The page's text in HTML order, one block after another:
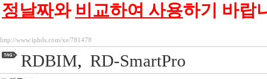
정날짜와 비교하여 사용하기 바랍
http://www.iphds.com/xe/781478
RDBIM, RD-SmartPro